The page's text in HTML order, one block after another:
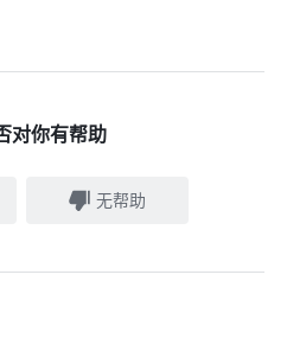
对你有帮助
无帮助